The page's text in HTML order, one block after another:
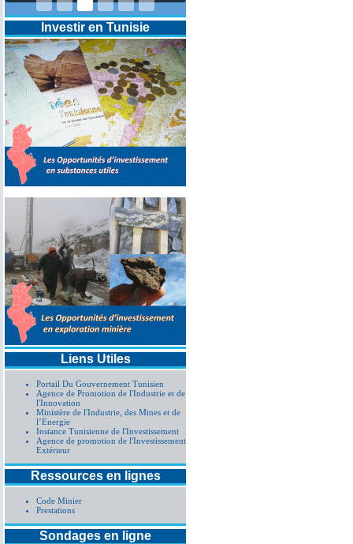
Investir en Tunisie
Liens Utiles
Portail Du Gouvernement Tunisien
Agence de Promotion de l'Industrie et de
l'Innovation
Ministère de l'Industrie, des Mines et de
l’Energie
Instance Tunisienne de l'Investissement
Agence de promotion de l'Investissement
Extérieur
Ressources en lignes
Code Minier
Prestations
Sondages en ligne